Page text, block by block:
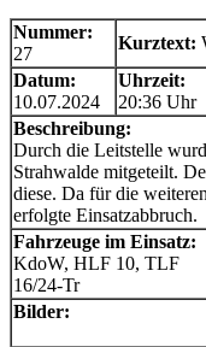
Nummer:
27
Kurztext:
Datum:
10.07.2024
Uhrzeit:
20:36 Uhr
Beschreibung:
Durch die Leitstelle
Strahwalde mitgeteilt.
diese. Da für die
erfolgte Einsatzabbruch.
Fahrzeuge im Einsatz:
KdoW, HLF 10, TLF
16/24-Tr
Bilder: